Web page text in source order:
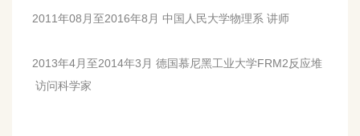
2011年08月至2016年8月 中国人民大学物理系 讲师
2013年4月至2014年3月 德国慕尼黑工业大学FRM2反应堆
访问科学家